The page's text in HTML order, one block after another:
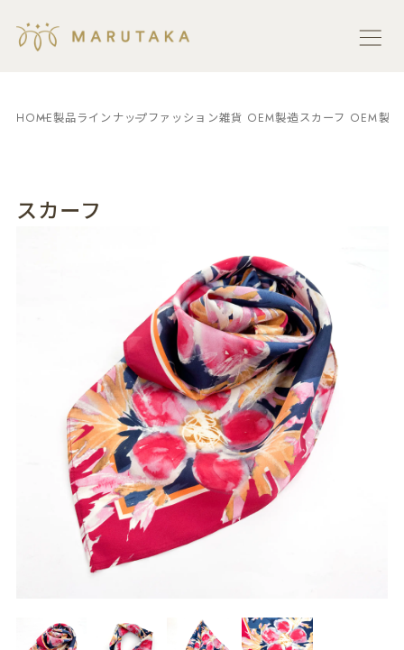
HOME製品ラインナップファッション雑貨 OEM製造スカーフ OEM製造
スカーフ